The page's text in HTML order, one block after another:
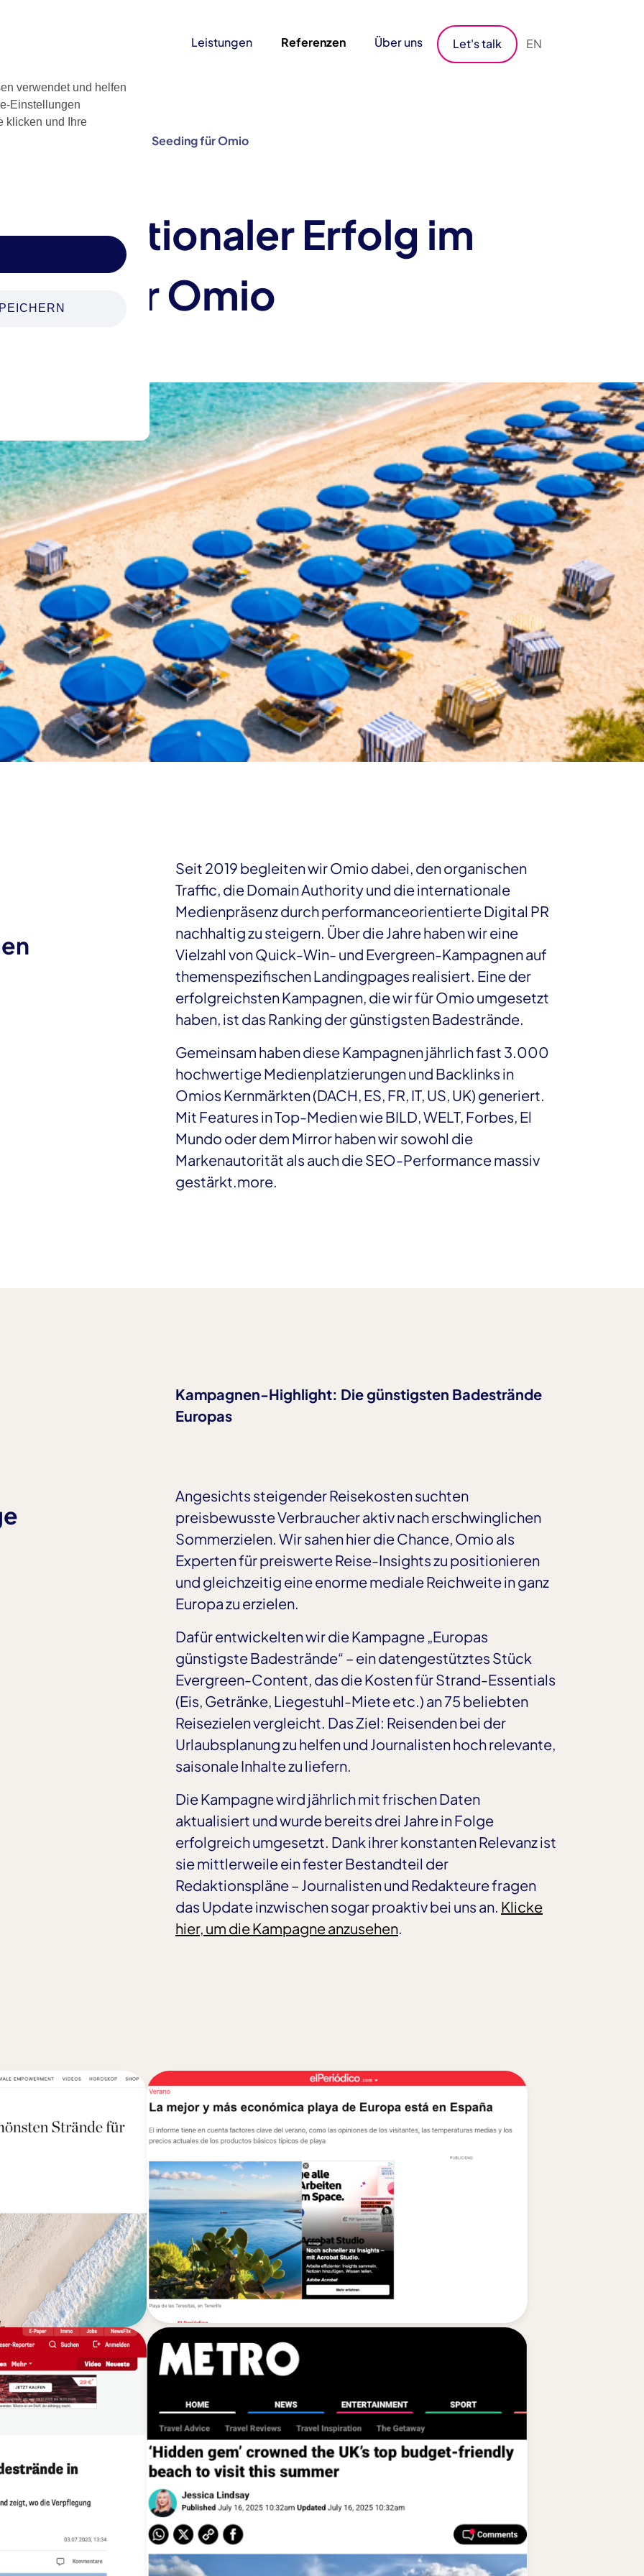
Leistungen Referenzen Über uns Let's talk EN
Erfolg im Content Seeding für Omio
internationaler Erfolg im
für Omio
Seit 2019 begleiten wir Omio dabei, den organischen
Traffic, die Domain Authority und die internationale
Medienpräsenz durch performanceorientierte Digital PR
nachhaltig zu steigern. Über die Jahre haben wir eine
Vielzahl von Quick-Win- und Evergreen-Kampagnen auf
themenspezifischen Landingpages realisiert. Eine der
erfolgreichsten Kampagnen, die wir für Omio umgesetzt
haben, ist das Ranking der günstigsten Badestrände.
Gemeinsam haben diese Kampagnen jährlich fast 3.000
hochwertige Medienplatzierungen und Backlinks in
Omios Kernmärkten (DACH, ES, FR, IT, US, UK) generiert.
Mit Features in Top-Medien wie BILD, WELT, Forbes, El
Mundo oder dem Mirror haben wir sowohl die
Markenautorität als auch die SEO-Performance massiv
gestärkt.more.
Kampagnen-Highlight: Die günstigsten Badestrände
Europas
Angesichts steigender Reisekosten suchten
preisbewusste Verbraucher aktiv nach erschwinglichen
Sommerzielen. Wir sahen hier die Chance, Omio als
Experten für preiswerte Reise-Insights zu positionieren
und gleichzeitig eine enorme mediale Reichweite in ganz
Europa zu erzielen.
Dafür entwickelten wir die Kampagne „Europas
günstigste Badestrände“ – ein datengestütztes Stück
Evergreen-Content, das die Kosten für Strand-Essentials
(Eis, Getränke, Liegestuhl-Miete etc.) an 75 beliebten
Reisezielen vergleicht. Das Ziel: Reisenden bei der
Urlaubsplanung zu helfen und Journalisten hoch relevante,
saisonale Inhalte zu liefern.
Die Kampagne wird jährlich mit frischen Daten
aktualisiert und wurde bereits drei Jahre in Folge
erfolgreich umgesetzt. Dank ihrer konstanten Relevanz ist
sie mittlerweile ein fester Bestandteil der
Redaktionspläne – Journalisten und Redakteure fragen
das Update inzwischen sogar proaktiv bei uns an. Klicke
hier, um die Kampagne anzusehen.
verwendet und helfen
Einstellungen
klicken und Ihre
selected by the
Verbesserung der
Interaktionen)
und